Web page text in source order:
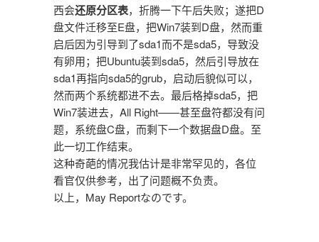
西会还原分区表，折腾一下午后失败；遂把D
盘文件迁移至E盘，把Win7装到D盘，然而重
启后因为引导到了sda1而不是sda5，导致没
有卵用；把Ubuntu装到sda5，然后引导放在
sda1再指向sda5的grub，启动后貌似可以，
然而两个系统都进不去。最后格掉sda5，把
Win7装进去，All Right——甚至盘符都没有问
题，系统盘C盘，而剩下一个数据盘D盘。至
此一切工作结束。
这种奇葩的情况我估计是非常罕见的，各位
看官仅供参考，出了问题概不负责。
以上，May Reportなのです。